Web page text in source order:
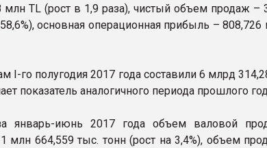
млн TL (рост в 1,9 раза), чистый объем продаж –
основная операционная прибыль – 808,726
I-го полугодия 2017 года составили 6 млрд
показатель аналогичного периода прошлого
январь-июнь 2017 года объем валовой
млн 664,559 тыс. тонн (рост на 3,4%), объем